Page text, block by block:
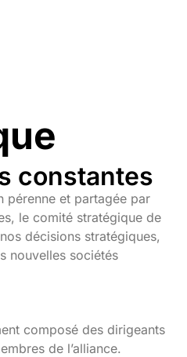
constantes
pérenne et partagée par
le comité stratégique de
décisions stratégiques,
nouvelles sociétés
composé des dirigeants
de l’alliance.